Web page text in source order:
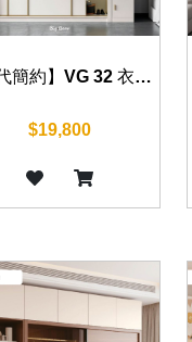
【現代簡約】VG 32 衣櫃 120/140/160/180/200cm
$19,800